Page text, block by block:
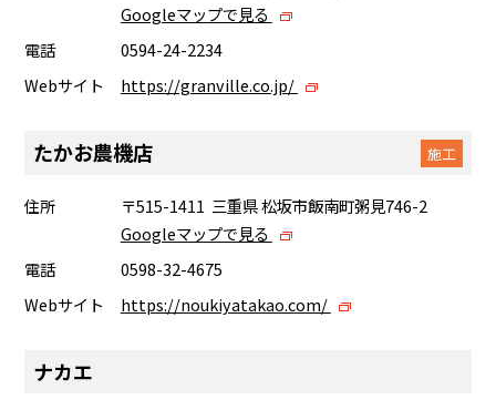
Googleマップで見る
電話
0594-24-2234
Webサイト
https://granville.co.jp/
たかお農機店 施工
住所
〒515-1411 三重県 松坂市飯南町粥見746-2
Googleマップで見る
電話
0598-32-4675
Webサイト
https://noukiyatakao.com/
ナカエ